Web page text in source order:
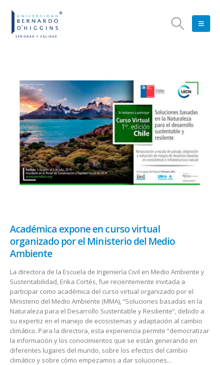
Académica expone en curso virtual
organizado por el Ministerio del Medio
Ambiente
La directora de la Escuela de Ingeniería Civil en Medio Ambiente y
Sustentabilidad, Erika Cortés, fue recientemente invitada a
participar como académica del curso virtual organizado por el
Ministerio del Medio Ambiente (MMA), “Soluciones basadas en la
Naturaleza para el Desarrollo Sustentable y Resiliente”, debido a
su expertiz en el manejo de ecosistemas y adaptación al cambio
climático. Para la directora, esta experiencia permite “democratizar
la información y los conocimientos que se están generando en
diferentes lugares del mundo, sobre los efectos del cambio
climático y sobre cómo empezamos a dar soluciones...